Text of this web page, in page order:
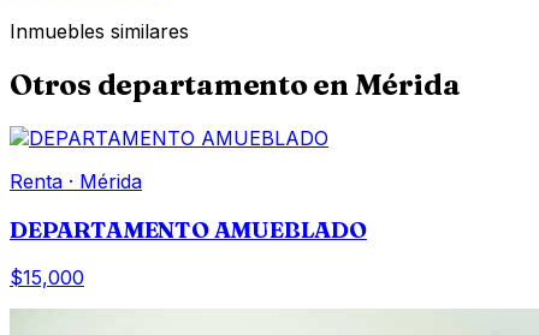
Inmuebles similares
Otros departamentoenMérida
Renta · Mérida
DEPARTAMENTO AMUEBLADO
$15,000